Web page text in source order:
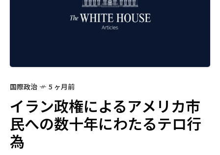
国際政治 5 ヶ月前
イラン政権によるアメリカ市
民への数十年にわたるテロ行
為